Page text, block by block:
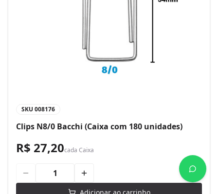
SKU 008176
Clips N8/0 Bacchi (Caixa com 180 unidades)
R$ 27,20cada Caixa